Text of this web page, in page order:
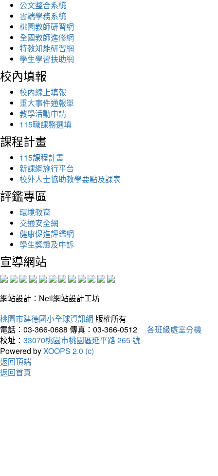
公文整合系統
雲端學務系統
桃園教師研習網
全國教師進修網
特教知能研習網
學生學習扶助網
校內填報
校內線上填報
重大事件通報單
教學活動申請
115職課務選填
課程計畫
115課程計畫
新課綱施行平台
校外人士協助教學要點及課表
評鑑專區
環境教育
交通安全網
健康促進評鑑網
學生獎懲及申訴
宣導網站
網站設計：Neil網站設計工坊
桃園市建德國小全球資訊網 版權所有
電話：03-366-0688 傳真：03-366-0512
各班級處室分機
校址： 33070桃園市桃園區延平路 265 號
Powered byXOOPS 2.0 (c)
返回頂端
返回首頁